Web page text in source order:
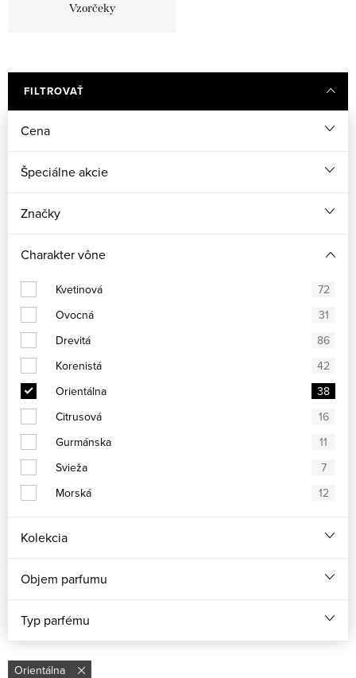
Vzorčeky
FILTROVAŤ
Cena
Špeciálne akcie
Značky
Charakter vône
Kvetinová
72
Ovocná
31
Drevitá
86
Korenistá
42
Orientálna
38
Citrusová
16
Gurmánska
11
Svieža
7
Morská
12
Kolekcia
Objem parfumu
Typ parfému
Orientálna